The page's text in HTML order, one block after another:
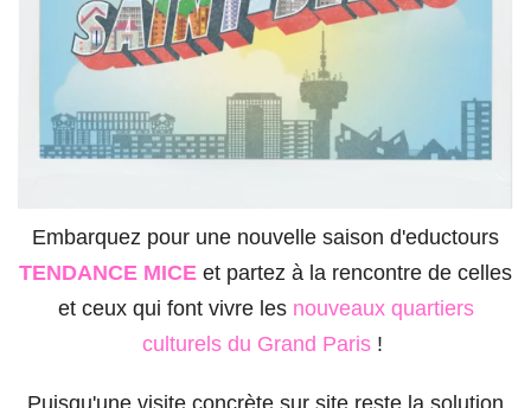
Embarquez pour une nouvelle saison d'eductours
TENDANCE MICE et partez à la rencontre de celles
et ceux qui font vivre les nouveaux quartiers
culturels du Grand Paris !
Puisqu'une visite concrète sur site reste la solution